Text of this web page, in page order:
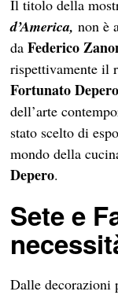
Il titolo della
d’America,non è
daFederico
rispettivamente il
Fortunato
dell’arte
stato scelto di
mondo della
Depero.
Sete e
Dalle decorazioni